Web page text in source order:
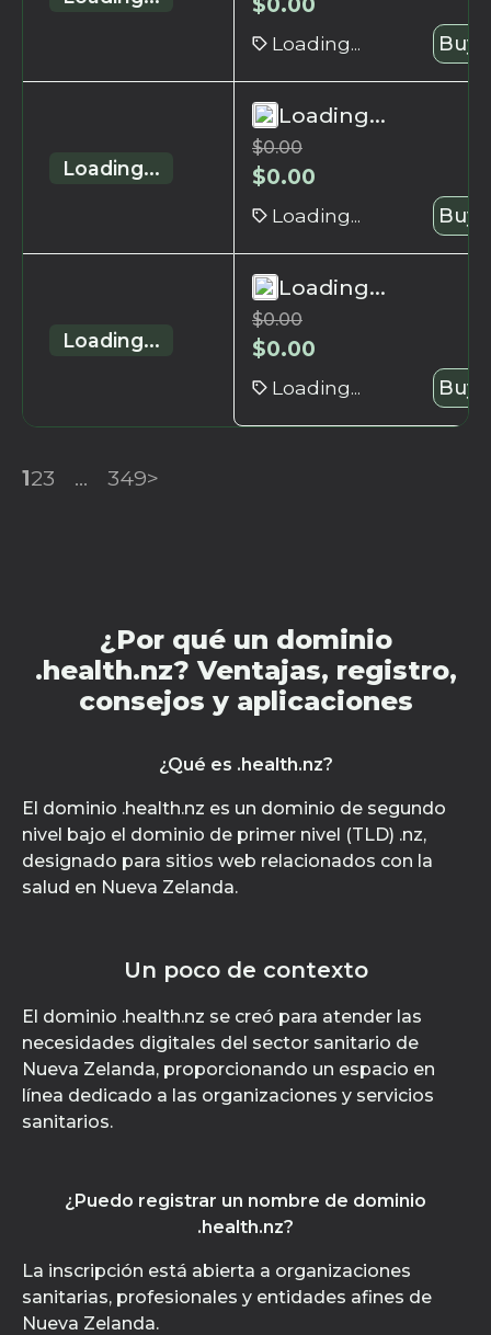
Loading... Buy
Loading...
Loading...
$0.00
$0.00
Loading... Buy
Loading...
Loading...
$0.00
$0.00
Loading... Buy
123 ... 349>
¿Por qué un dominio
.health.nz? Ventajas, registro,
consejos y aplicaciones
¿Qué es .health.nz?
El dominio .health.nz es un dominio de segundo
nivel bajo el dominio de primer nivel (TLD) .nz,
designado para sitios web relacionados con la
salud en Nueva Zelanda.
Un poco de contexto
El dominio .health.nz se creó para atender las
necesidades digitales del sector sanitario de
Nueva Zelanda, proporcionando un espacio en
línea dedicado a las organizaciones y servicios
sanitarios.
¿Puedo registrar un nombre de dominio
.health.nz?
La inscripción está abierta a organizaciones
sanitarias, profesionales y entidades afines de
Nueva Zelanda.